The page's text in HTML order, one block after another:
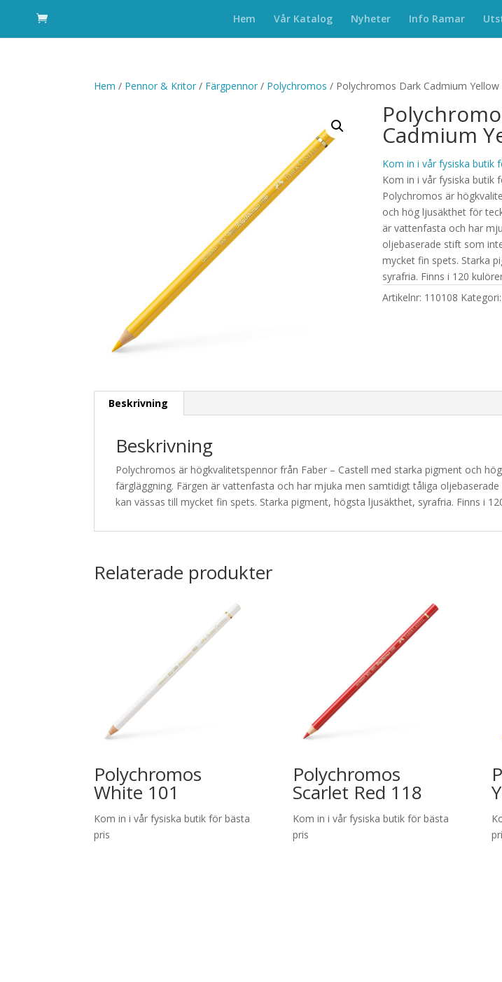
Hem Vår Katalog Nyheter Info Ramar
Hem / Pennor & Kritor / Färgpennor / Polychromos / Polychromos Dark Cadmium Yellow
Cadmium
Kom in i vår fysiska butik
Kom in i vår fysiska butik
Polychromos är
och hög ljusäkthet för
är vattenfasta och har
oljebaserade stift som
mycket fin spets. Starka
syrafria. Finns i 120
Artikelnr: 110108 Kategori:
Beskrivning
Beskrivning
Polychromos är högkvalitetspennor från Faber – Castell med starka pigment och
färgläggning. Färgen är vattenfasta och har mjuka men samtidigt tåliga
kan vässas till mycket fin spets. Starka pigment, högsta ljusäkthet, syrafria. Finns i
Relaterade produkter
Polychromos
White 101
Kom in i vår fysiska butik för bästa
pris
Polychromos
Scarlet Red 118
Kom in i vår fysiska butik för bästa
pris